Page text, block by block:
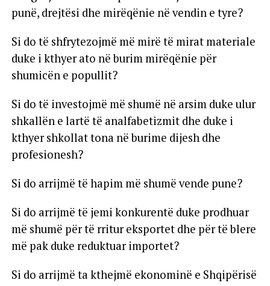
punë, drejtësi dhe mirëqënie në vendin e tyre?
Si do të shfrytezojmë më mirë të mirat materiale
duke i kthyer ato në burim mirëqënie për
shumicën e popullit?
Si do të investojmë më shumë në arsim duke ulur
shkallën e lartë të analfabetizmit dhe duke i
kthyer shkollat tona në burime dijesh dhe
profesionesh?
Si do arrijmë të hapim më shumë vende pune?
Si do arrijmë të jemi konkurentë duke prodhuar
më shumë për të rritur eksportet dhe për të blere
më pak duke reduktuar importet?
Si do arrijmë ta kthejmë ekonominë e Shqipërisë